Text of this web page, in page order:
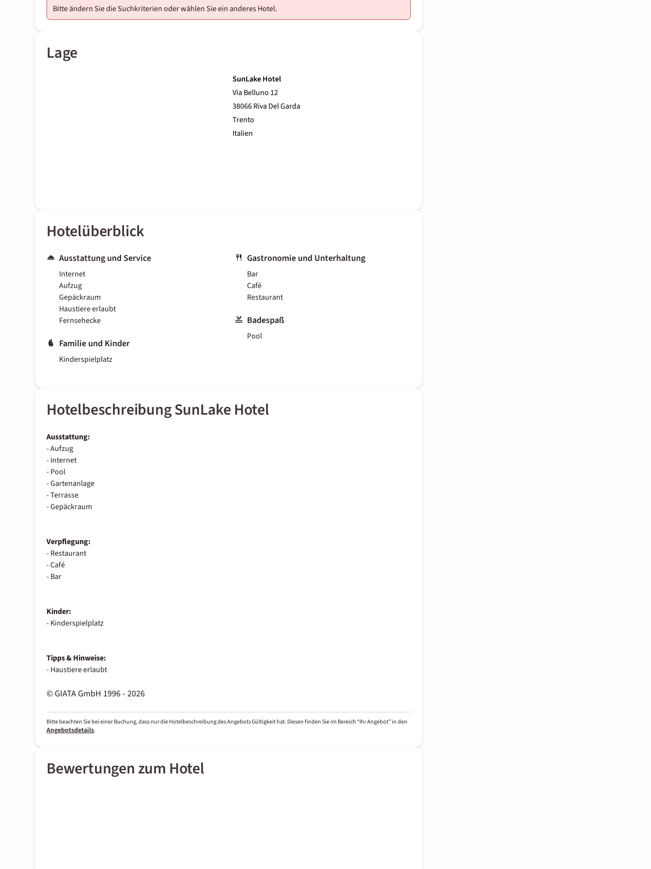
Bitte ändern Sie die Suchkriterien oder wählen Sie ein anderes Hotel.
Lage
SunLake Hotel
Via Belluno 12
38066 Riva Del Garda
Trento
Italien
Hotelüberblick
Ausstattung und Service
Internet
Aufzug
Gepäckraum
Haustiere erlaubt
Fernsehecke
Familie und Kinder
Kinderspielplatz
Gastronomie und Unterhaltung
Bar
Café
Restaurant
Badespaß
Pool
Hotelbeschreibung SunLake Hotel
Ausstattung:
- Aufzug
- Internet
- Pool
- Gartenanlage
- Terrasse
- Gepäckraum
Verpflegung:
- Restaurant
- Café
- Bar
Kinder:
- Kinderspielplatz
Tipps & Hinweise:
- Haustiere erlaubt
© GIATA GmbH 1996 - 2026
Bitte beachten Sie bei einer Buchung, dass nur die Hotelbeschreibung des Angebots Gültigkeit hat. Diesen finden Sie im Bereich “Ihr Angebot” in den
Angebotsdetails.
Bewertungen zum Hotel